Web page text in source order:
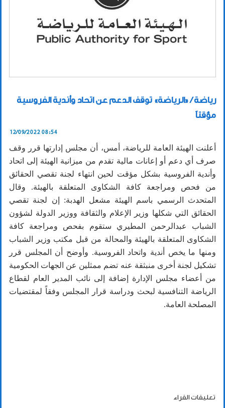
رياضة / «الرياضة» توقف الدعم عن اتحاد وأندية الفروسية
مؤقتاً
12/09/2022 08:54
أعلنت الهيئة العامة للرياضة، أمس، أن مجلس إدارتها قرر وقف
صرف أي دعم أو إعانات مالية تقدم من ميزانية الهيئة إلى اتحاد
وأندية الفروسية بشكل مؤقت لحين انتهاء لجنة تقصي الحقائق
من فحص ومراجعة كافة الشكاوى المتعلقة بالهيئة. وقال
المتحدث الرسمي باسم الهيئة مشعل الهدبة: إن لجنة تقصي
الحقائق التي شكلها وزير الإعلام والثقافة ووزير الدولة لشؤون
الشباب عبدالرحمن المطيري ستقوم بفحص ومراجعة كافة
الشكاوى المتعلقة بالهيئة والمحالة من قبل مكتب وزير الشباب
ومنها ما يخص أندية واتحاد الفروسية. وأوضح أن المجلس قرر
تشكيل لجنة أخرى منبثقة عنه تضم ممثلين عن الجهات الحكومية
من أعضاء مجلس الإدارة إضافة إلى نائب المدير العام لقطاع
الرياضة التنافسية لبحث ودراسة قرار المجلس وفقاً لمقتضيات
المصلحة العامة.
تعليقات القراء